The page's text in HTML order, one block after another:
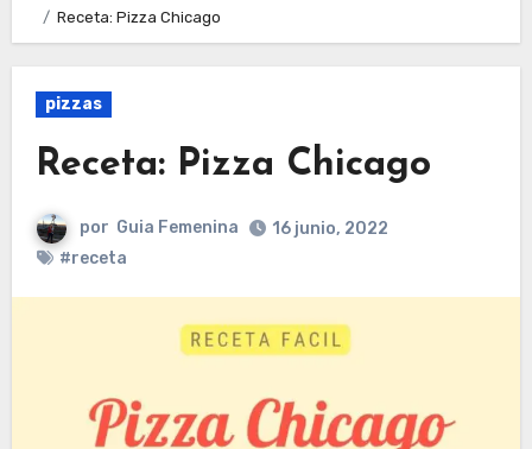
Receta: Pizza Chicago
pizzas
Receta: Pizza Chicago
por Guia Femenina
16 junio, 2022
#receta